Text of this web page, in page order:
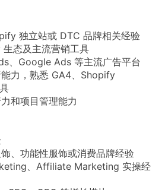
独立站或 DTC 品牌相关经验
生态及主流营销工具
、Google Ads 等主流广告平台
力，熟悉 GA4、Shopify
和项目管理能力
、功能性服饰或消费品牌经验
、Affiliate Marketing 实操经